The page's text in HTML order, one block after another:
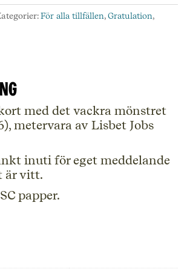
För alla tillfällen,Gratulation,
med det vackra mönstret
metervara av Lisbet Jobs
inuti för eget meddelande
är vitt.
papper.